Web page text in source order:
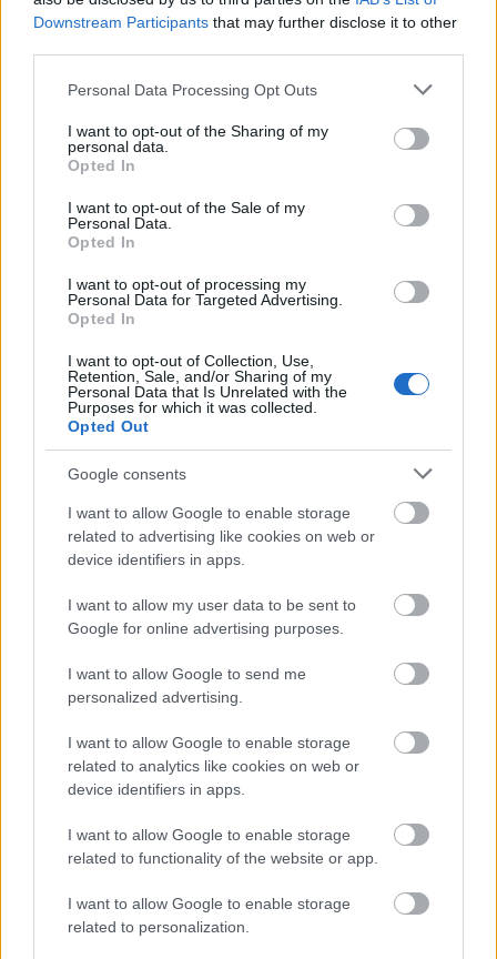
Downstream Participants that may further disclose it to other
Please note that this website/app uses one or more Google
not limited to your visit or usage behaviour. You may click to
grant or deny consent to Google and its third-party tags to
use your data for below specified purposes in below Google
consent section.
Personal Data Processing Opt Outs
I want to opt-out of the Sharing of my
personal data.
Opted In
I want to opt-out of the Sale of my
Personal Data.
Opted In
I want to opt-out of processing my
Personal Data for Targeted Advertising.
Opted In
I want to opt-out of Collection, Use,
Retention, Sale, and/or Sharing of my
Personal Data that Is Unrelated with the
Purposes for which it was collected.
Opted Out
Google consents
I want to allow Google to enable storage
related to advertising like cookies on web or
device identifiers in apps.
I want to allow my user data to be sent to
Google for online advertising purposes.
I want to allow Google to send me
personalized advertising.
I want to allow Google to enable storage
related to analytics like cookies on web or
device identifiers in apps.
I want to allow Google to enable storage
related to functionality of the website or app.
I want to allow Google to enable storage
related to personalization.
Γιάννη Κουράγιο -που έχει κάνει και τις ανασκαφές-
ήταν μια… μικρή Δήλος! Η σημασία του αρχαϊκού
ιερού, που ήταν αφιερωμένο στον Απόλλωνα, αλλά
και το πλήθος των ευρημάτων που έχουν έρθει στο
φως ενισχύουν τον ισχυρισμό αυτό.
Πολιτισμού, η ολοκλήρωση του έργου έχει ως
χώρου σε ένα πρότυπο αρχαιολογικό πάρκο στις
Κυκλάδες, αφού πρόκειται για ένα από τα μοναδικά
ακατοίκητα νησιά στις Κυκλάδες, με ιδιαίτερο
φυσικό κάλλος. Με απλά λόγια, το Δεσποτικό θα
μετατραπεί σε… ανοιχτό μουσείο!